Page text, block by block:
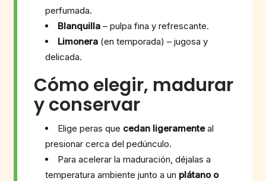
perfumada.
Blanquilla – pulpa fina y refrescante.
Limonera (en temporada) – jugosa y
delicada.
Cómo elegir, madurar
y conservar
Elige peras que cedan ligeramenteal
presionar cerca del pedúnculo.
Para acelerar la maduración, déjalas a
temperatura ambiente junto a un plátano o